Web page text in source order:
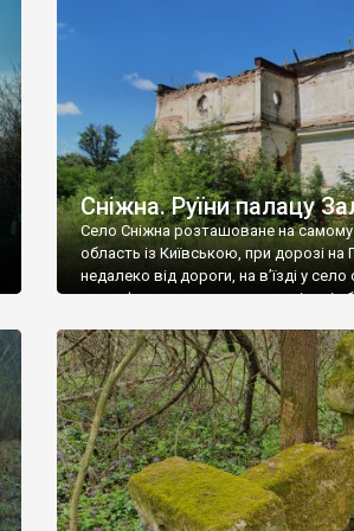
збереглися, написані кирилицею,
мовою. За всіма традиційними
український. Хрести датуються 19
роках Болган […]
Сніжна. Руїни палацу
Село Сніжна розташоване на самому
область із Київською, при дорозі
недалеко від дороги, на в’їзді у
рельєфне пано, яке показує жінку і
дороги їх не видно, але видно дві
[…]